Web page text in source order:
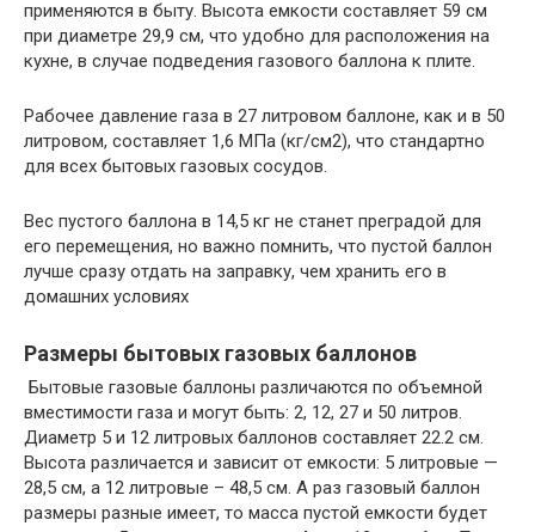
применяются в быту. Высота емкости составляет 59 см
при диаметре 29,9 см, что удобно для расположения на
кухне, в случае подведения газового баллона к плите.
Рабочее давление газа в 27 литровом баллоне, как и в 50
литровом, составляет 1,6 МПа (кг/см2), что стандартно
для всех бытовых газовых сосудов.
Вес пустого баллона в 14,5 кг не станет преградой для
его перемещения, но важно помнить, что пустой баллон
лучше сразу отдать на заправку, чем хранить его в
домашних условиях
Размеры бытовых газовых баллонов
Бытовые газовые баллоны различаются по объемной
вместимости газа и могут быть: 2, 12, 27 и 50 литров.
Диаметр 5 и 12 литровых баллонов составляет 22.2 см.
Высота различается и зависит от емкости: 5 литровые —
28,5 см, а 12 литровые – 48,5 см. А раз газовый баллон
размеры разные имеет, то масса пустой емкости будет